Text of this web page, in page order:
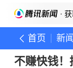
·
首页 新闻
不赚快钱